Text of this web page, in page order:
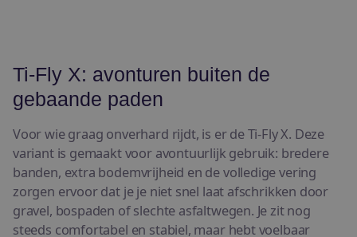
Ti-Fly X: avonturen buiten de
gebaande paden
Voor wie graag onverhard rijdt, is er de Ti-Fly X. Deze
variant is gemaakt voor avontuurlijk gebruik: bredere
banden, extra bodemvrijheid en de volledige vering
zorgen ervoor dat je je niet snel laat afschrikken door
gravel, bospaden of slechte asfaltwegen. Je zit nog
steeds comfortabel en stabiel, maar hebt voelbaar